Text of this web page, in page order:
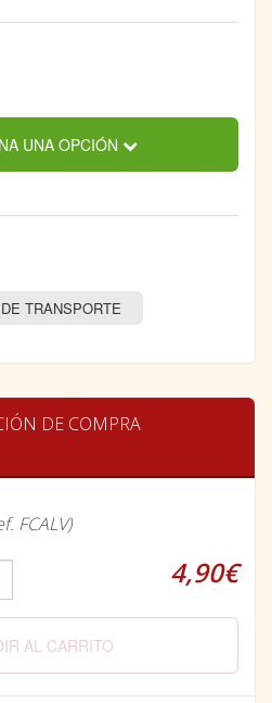
UNA OPCIÓN
TRANSPORTE
DE COMPRA
FCALV)
4,90€
AL CARRITO